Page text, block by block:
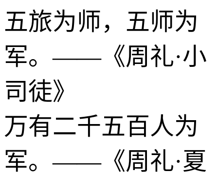
五旅为师，五师为
军。——《周礼·小
司徒》
万有二千五百人为
军。——《周礼·夏